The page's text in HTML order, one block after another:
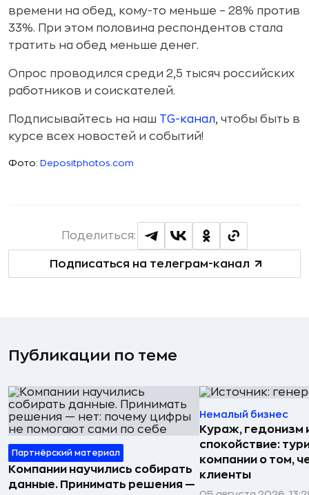
времени на обед, кому-то меньше – 28% против
33%. При этом половина респондентов стала
тратить на обед меньше денег.
Опрос проводился среди 2,5 тысяч российских
работников и соискателей.
Подписывайтесь на наш TG-канал, чтобы быть в
курсе всех новостей и событий!
Фото: Depositphotos.com
Подписаться на телеграм-канал
Поделиться:
Публикации по теме
Партнёрский материал
Компании научились собирать
данные. Принимать решения —
Немалый бизнес
Кураж, гедонизм
спокойствие:
компании о том,
клиенты